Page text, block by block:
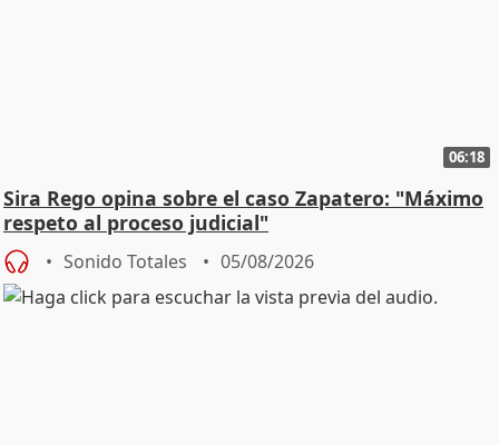
06:18
Sira Rego opina sobre el caso Zapatero: "Máximo
respeto al proceso judicial"
Sonido Totales 05/08/2026